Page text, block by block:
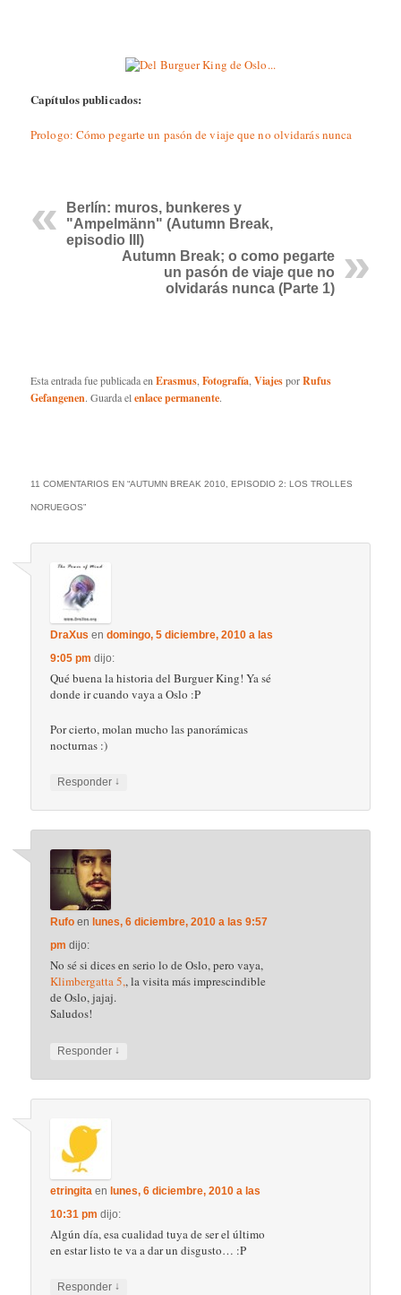
Capítulos publicados:
Prologo: Cómo pegarte un pasón de viaje que no olvidarás nunca
Berlín: muros, bunkeres y
"Ampelmänn" (Autumn Break,
episodio III)
Autumn Break; o como pegarte
un pasón de viaje que no
olvidarás nunca (Parte 1)
Esta entrada fue publicada enErasmus ,Fotografía ,ViajesporRufus
Gefangenen. Guarda elenlace permanente.
11 COMENTARIOS EN “AUTUMN BREAK 2010, EPISODIO 2: LOS TROLLES
NORUEGOS”
DraXus endomingo, 5 diciembre, 2010 a las
9:05 pm dijo:
Qué buena la historia del Burguer King! Ya sé
donde ir cuando vaya a Oslo :P
Por cierto, molan mucho las panorámicas
nocturnas :)
Responder ↓
Rufo en lunes, 6 diciembre, 2010 a las 9:57
pm dijo:
No sé si dices en serio lo de Oslo, pero vaya,
Klimbergatta 5,, la visita más imprescindible
de Oslo, jajaj.
Saludos!
Responder ↓
etringita en lunes, 6 diciembre, 2010 a las
10:31 pm dijo:
Algún día, esa cualidad tuya de ser el último
en estar listo te va a dar un disgusto… :P
Responder ↓